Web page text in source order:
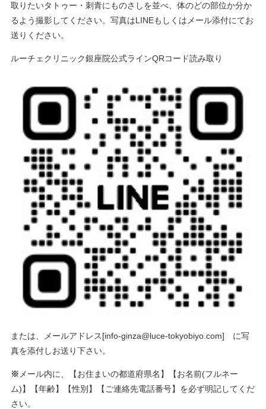
取りたいタトゥー・刺青にものさしを並べ、体のどの部位か分か
るよう撮影してください。写真はLINEもしくはメール添付にてお
送りください。
ルーチェクリニック銀座院公式ラインQRコード読み取り
または、メールアドレス[info-ginza@luce-tokyobiyo.com] に写
真を添付しお送り下さい。
※ メール内に、【お住まいの都道府県名】【お名前(フルネー
ム)】【年齢】【性別】【ご連絡先電話番号】を必ず明記してくだ
さい。